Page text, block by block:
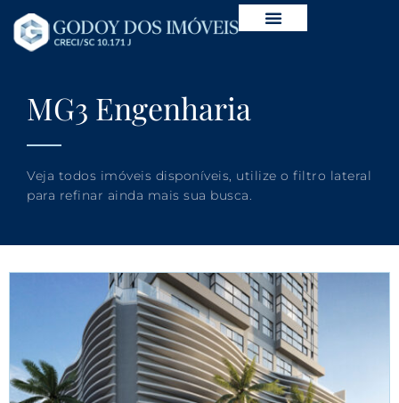
MG3 Engenharia
Veja todos imóveis disponíveis, utilize o filtro lateral
para refinar ainda mais sua busca.